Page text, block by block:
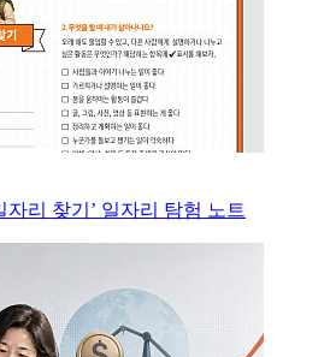
자리 찾기’ 일자리 탐험 노트